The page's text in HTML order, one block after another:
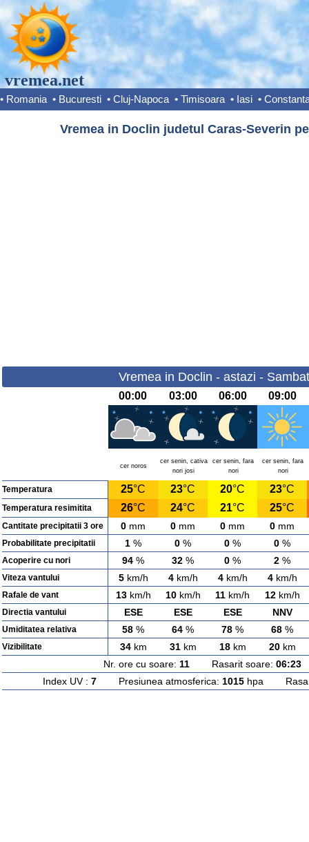
vremea.net
• Romania • Bucuresti • Cluj-Napoca • Timisoara • Iasi •
Vremea in Doclin judetul Caras-Severin
Vremea in Doclin - astazi -
00:00 03:00 06:00 09:00
cer noros
cer senin, cativa
nori josi
cer senin, fara
nori
cer senin, fara
nori
Temperatura 25°C 23°C 20°C 23°C
Temperatura resimitita 26°C 24°C 21°C 25°C
Cantitate precipitatii 3 ore 0 mm 0 mm 0 mm 0 mm
Probabilitate precipitatii 1 % 0 % 0 % 0 %
Acoperire cu nori 94 % 32 % 0 % 2 %
Viteza vantului 5km/h 4km/h 4km/h 4km/h
Rafale de vant 13km/h 10km/h 11 km/h 12km/h
Directia vantului ESE ESE ESE NNV
Umiditatea relativa 58 % 64 % 78 % 68 %
Vizibilitate 34km 31km 18km 20km
Nr. ore cu soare: 11 Rasarit soare: 06:23
Index UV : 7Presiunea atmosferica: 1015hpa